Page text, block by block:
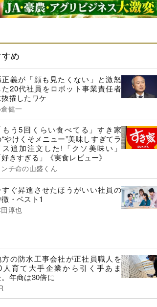
め
正義が「顔も見たくない」と激怒
た20代社員をロボット事業責任者
抜擢したワケ
健一
もう5回くらい食べてる」すき家
やけくそメニュー”美味しすぎてラ
ス追加注文した!「クソ美味い」
好きすぎる」《実食レビュー》
チ命の山盛くん
すぐ昇進させたほうがいい社員の
・ベスト1
淳也
方の防水工事会社が正社員職人を
人育て大手企業から引く手あま
。年商は30倍に